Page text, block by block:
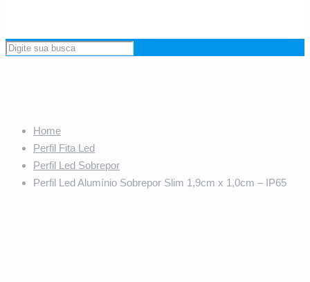
Home
Perfil Fita Led
Perfil Led Sobrepor
Perfil Led Alumínio Sobrepor Slim 1,9cm x 1,0cm – IP65